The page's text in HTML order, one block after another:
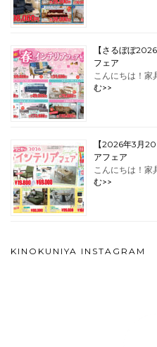
【さるぼぼ
フェア
こんにちは！家
む>>
【2026年3月
アフェア
こんにちは！家
む>>
KINOKUNIYA INSTAGRAM